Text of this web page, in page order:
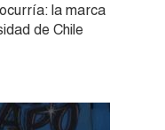
la marca
de Chile